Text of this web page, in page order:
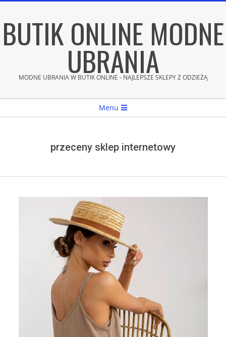
content
BUTIK ONLINE MODNE
UBRANIA
MODNE UBRANIA W BUTIK ONLINE - NAJLEPSZE SKLEPY Z ODZIEŻĄ
Menu
przeceny sklep internetowy